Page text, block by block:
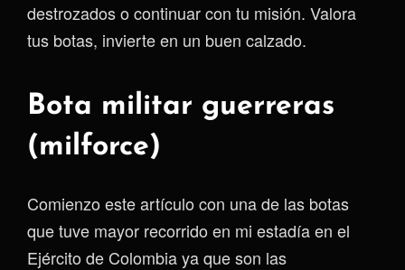
destrozados o continuar con tu misión. Valora
tus botas, invierte en un buen calzado.
Bota militar guerreras
(milforce)
Comienzo este artículo con una de las botas
que tuve mayor recorrido en mi estadía en el
Ejército de Colombia ya que son las